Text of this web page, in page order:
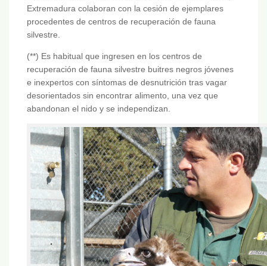
Extremadura colaboran con la cesión de ejemplares
procedentes de centros de recuperación de fauna
silvestre.
(**) Es habitual que ingresen en los centros de
recuperación de fauna silvestre buitres negros jóvenes
e inexpertos con síntomas de desnutrición tras vagar
desorientados sin encontrar alimento, una vez que
abandonan el nido y se independizan.